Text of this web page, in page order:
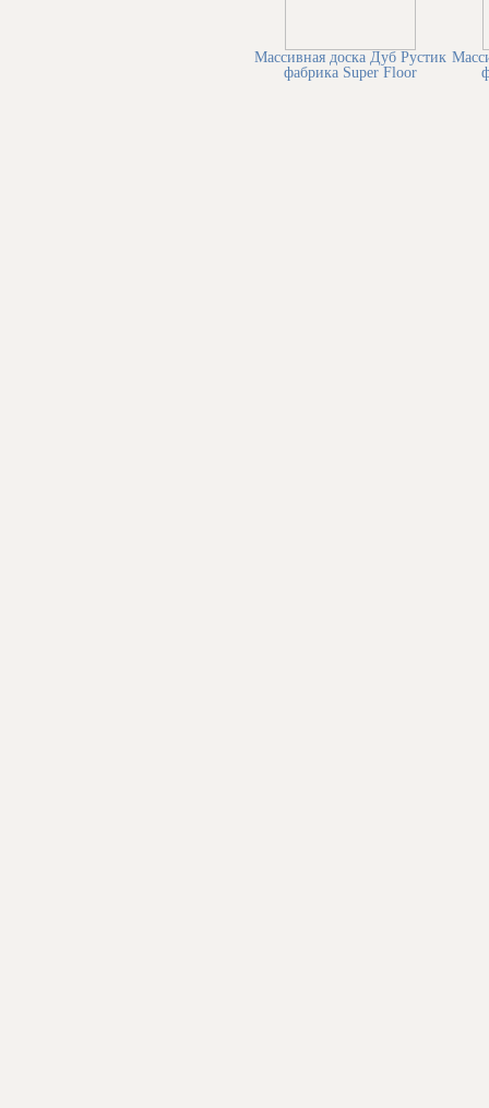
Массивная доска Дуб Рустик
фабрика Super Floor